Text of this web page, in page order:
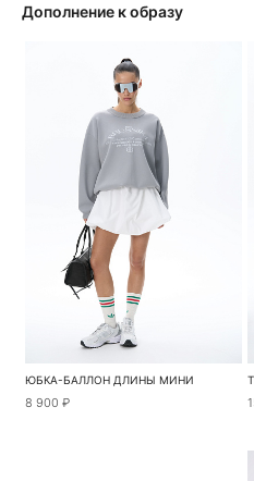
Дополнение к образу
ЮБКА-БАЛЛОН ДЛИНЫ МИНИ
8 900 ₽